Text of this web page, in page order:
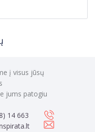
į visus jūsų
jums patogiu
14 663